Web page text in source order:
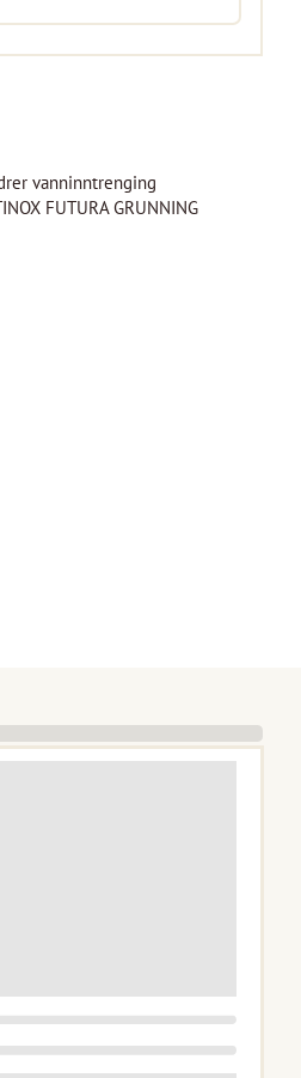
vanninntrenging
FUTURA GRUNNING